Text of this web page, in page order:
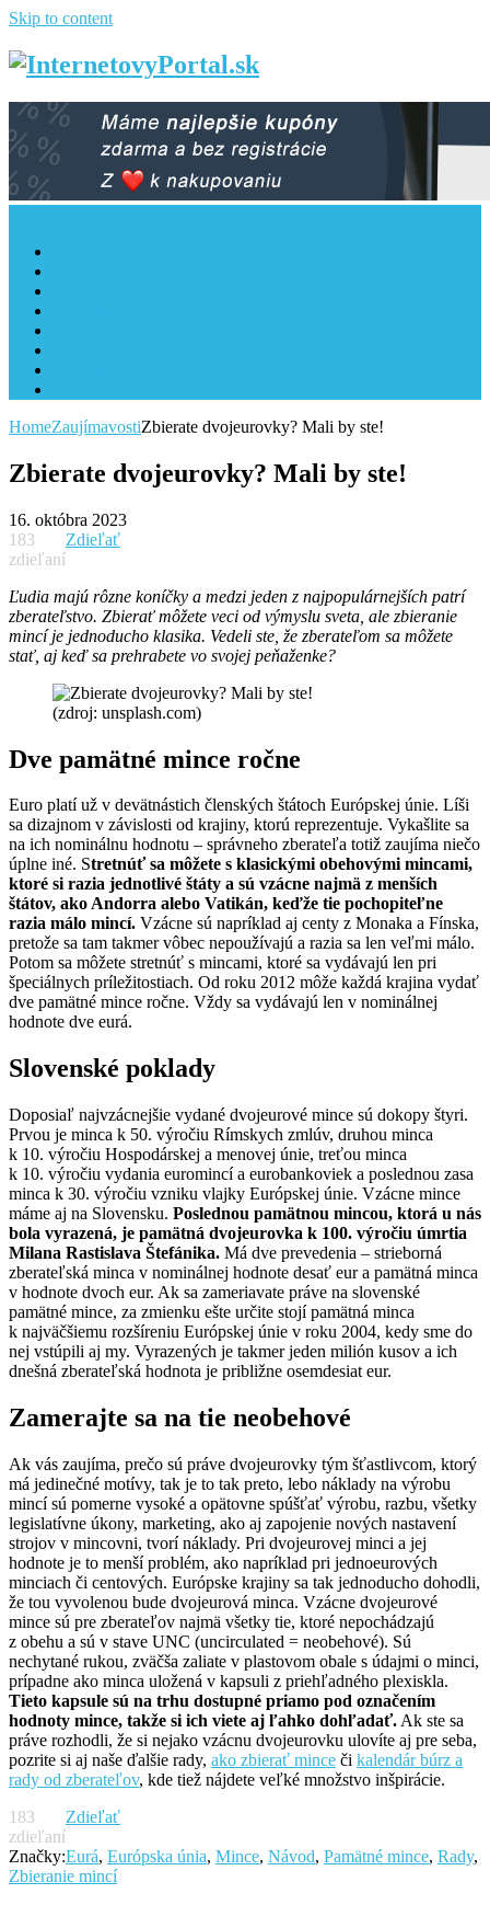
Skip to content
HomeZaujímavostiZbierate dvojeurovky? Mali by ste!
Zbierate dvojeurovky? Mali by ste!
16. októbra 2023
183
zdieľaní
Zdieľať
Ľudia majú rôzne koníčky a medzi jeden z najpopulárnejších patrí
zberateľstvo. Zbierať môžete veci od výmyslu sveta, ale zbieranie
mincí je jednoducho klasika. Vedeli ste, že zberateľom sa môžete
stať, aj keď sa prehrabete vo svojej peňaženke?
(zdroj: unsplash.com)
Dve pamätné mince ročne
Euro platí už v devätnástich členských štátoch Európskej únie. Líši
sa dizajnom v závislosti od krajiny, ktorú reprezentuje. Vykašlite sa
na ich nominálnu hodnotu – správneho zberateľa totiž zaujíma niečo
úplne iné. Stretnúť sa môžete s klasickými obehovými mincami,
ktoré si razia jednotlivé štáty a sú vzácne najmä z menších
štátov, ako Andorra alebo Vatikán, keďže tie pochopiteľne
razia málo mincí. Vzácne sú napríklad aj centy z Monaka a Fínska,
pretože sa tam takmer vôbec nepoužívajú a razia sa len veľmi málo.
Potom sa môžete stretnúť s mincami, ktoré sa vydávajú len pri
špeciálnych príležitostiach. Od roku 2012 môže každá krajina vydať
dve pamätné mince ročne. Vždy sa vydávajú len v nominálnej
hodnote dve eurá.
Slovenské poklady
Doposiaľ najvzácnejšie vydané dvojeurové mince sú dokopy štyri.
Prvou je minca k 50. výročiu Rímskych zmlúv, druhou minca
k 10. výročiu Hospodárskej a menovej únie, treťou minca
k 10. výročiu vydania euromincí a eurobankoviek a poslednou zasa
minca k 30. výročiu vzniku vlajky Európskej únie. Vzácne mince
máme aj na Slovensku. Poslednou pamätnou mincou, ktorá u nás
bola vyrazená, je pamätná dvojeurovka k 100. výročiu úmrtia
Milana Rastislava Štefánika. Má dve prevedenia – strieborná
zberateľská minca v nominálnej hodnote desať eur a pamätná minca
v hodnote dvoch eur. Ak sa zameriavate práve na slovenské
pamätné mince, za zmienku ešte určite stojí pamätná minca
k najväčšiemu rozšíreniu Európskej únie v roku 2004, kedy sme do
nej vstúpili aj my. Vyrazených je takmer jeden milión kusov a ich
dnešná zberateľská hodnota je približne osemdesiat eur.
Zamerajte sa na tie neobehové
Ak vás zaujíma, prečo sú práve dvojeurovky tým šťastlivcom, ktorý
má jedinečné motívy, tak je to tak preto, lebo náklady na výrobu
mincí sú pomerne vysoké a opätovne spúšťať výrobu, razbu, všetky
legislatívne úkony, marketing, ako aj zapojenie nových nastavení
strojov v mincovni, tvorí náklady. Pri dvojeurovej minci a jej
hodnote je to menší problém, ako napríklad pri jednoeurových
minciach či centových. Európske krajiny sa tak jednoducho dohodli,
že tou vyvolenou bude dvojeurová minca. Vzácne dvojeurové
mince sú pre zberateľov najmä všetky tie, ktoré nepochádzajú
z obehu a sú v stave UNC (uncirculated = neobehové). Sú
nechytané rukou, zväčša zaliate v plastovom obale s údajmi o minci,
prípadne ako minca uložená v kapsuli z priehľadného plexiskla.
Tieto kapsule sú na trhu dostupné priamo pod označením
hodnoty mince, takže si ich viete aj ľahko dohľadať. Ak ste sa
práve rozhodli, že si nejako vzácnu dvojeurovku ulovíte aj pre seba,
pozrite si aj naše ďalšie rady, ako zbierať mince či kalendár búrz a
rady od zberateľov, kde tiež nájdete veľké množstvo inšpirácie.
183
zdieľaní
Zdieľať
Značky:Eurá, Európska únia, Mince, Návod, Pamätné mince, Rady,
Zbieranie mincí